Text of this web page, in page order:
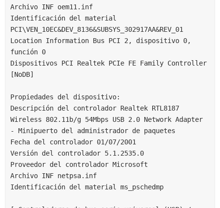
Archivo INF oem11.inf
Identificación del material
PCI\VEN_10EC&DEV_8136&SUBSYS_302917AA&REV_01
Location Information Bus PCI 2, dispositivo 0,
función 0
Dispositivos PCI Realtek PCIe FE Family Controller
[NoDB]
Propiedades del dispositivo:
Descripción del controlador Realtek RTL8187
Wireless 802.11b/g 54Mbps USB 2.0 Network Adapter
- Minipuerto del administrador de paquetes
Fecha del controlador 01/07/2001
Versión del controlador 5.1.2535.0
Proveedor del controlador Microsoft
Archivo INF netpsa.inf
Identificación del material ms_pschedmp